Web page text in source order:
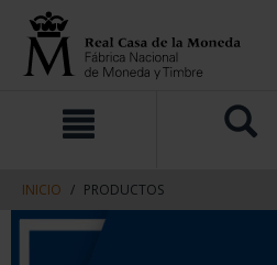
contenido
navegacin
INICIO PRODUCTOS